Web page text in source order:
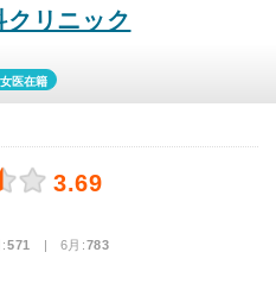
クリニック
女医在籍
3.69
571 | 6月:783